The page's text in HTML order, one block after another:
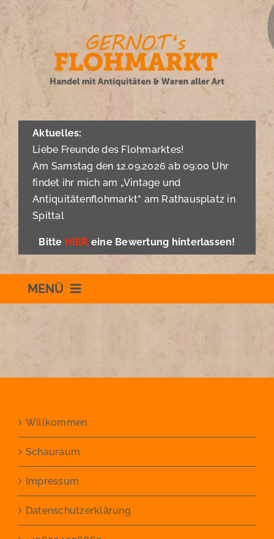
Inhalt
springen
Aktuelles:
Liebe Freunde des Flohmarktes!
Am Samstag den 12.09.2026 ab 09:00 Uhr
findet ihr mich am „Vintage und
Antiquitätenflohmarkt“ am Rathausplatz in
Spittal
Bitte HIER eine Bewertung hinterlassen!
MENÜ
Willkommen
zum Shop
Willkommen
Schauraum
Impressum
Datenschutzerklärung